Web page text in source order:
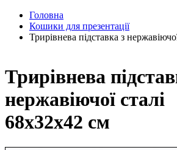
Головна
Кошики для презентації
Трирівнева підставка з
Трирівнева
нержавіючої сталі
68х32х42 см